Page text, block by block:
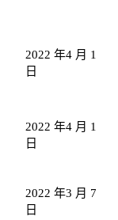
2022 年4 月 1
日
2022 年4 月 1
日
2022 年3 月 7
日